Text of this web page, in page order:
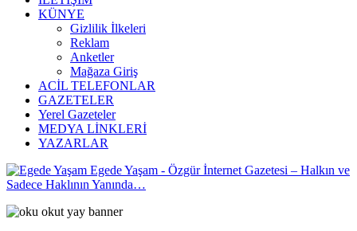
KÜNYE
Gizlilik İlkeleri
Reklam
Anketler
Mağaza Giriş
ACİL TELEFONLAR
GAZETELER
Yerel Gazeteler
MEDYA LİNKLERİ
YAZARLAR
Egede Yaşam - Özgür İnternet Gazetesi – Halkın ve
Sadece Haklının Yanında…